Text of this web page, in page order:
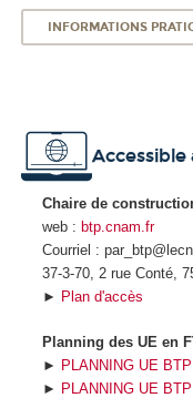
INFORMATIONS
Accessible
Chaire de
web : btp.cnam.fr
Courriel :
37-3-70, 2 rue Conté,
► Plan d'accès
Planning des UE en
► PLANNING UE
► PLANNING UE